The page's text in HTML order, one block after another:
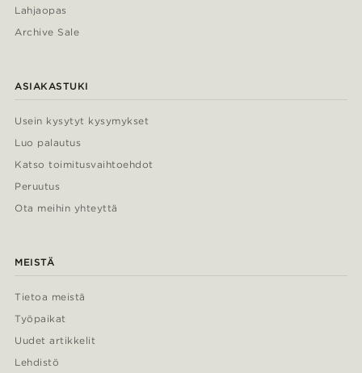
Lahjaopas
Archive Sale
ASIAKASTUKI
Usein kysytyt kysymykset
Luo palautus
Katso toimitusvaihtoehdot
Peruutus
Ota meihin yhteyttä
MEISTÄ
Tietoa meistä
Työpaikat
Uudet artikkelit
Lehdistö